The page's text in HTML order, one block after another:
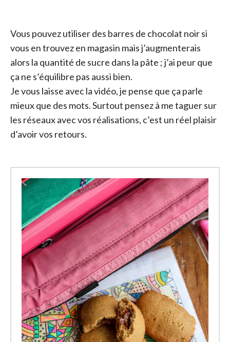
Vous pouvez utiliser des barres de chocolat noir si
vous en trouvez en magasin mais j’augmenterais
alors la quantité de sucre dans la pâte ; j’ai peur que
ça ne s’équilibre pas aussi bien.
Je vous laisse avec la vidéo, je pense que ça parle
mieux que des mots. Surtout pensez à me taguer sur
les réseaux avec vos réalisations, c’est un réel plaisir
d’avoir vos retours.